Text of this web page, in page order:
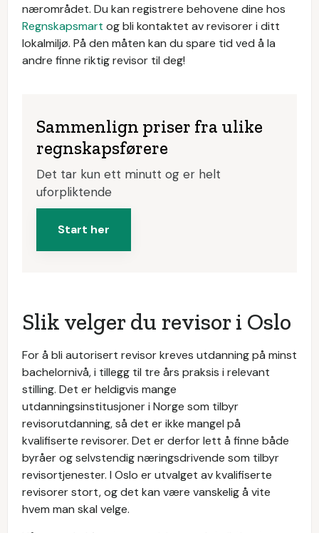
nærområdet. Du kan registrere behovene dine hos
Regnskapsmart og bli kontaktet av revisorer i ditt
lokalmiljø. På den måten kan du spare tid ved å la
andre finne riktig revisor til deg!
Sammenlign priser fra ulike
regnskapsførere
Det tar kun ett minutt og er helt
uforpliktende
Start her
Slik velger du revisor i Oslo
For å bli autorisert revisor kreves utdanning på minst
bachelornivå, i tillegg til tre års praksis i relevant
stilling. Det er heldigvis mange
utdanningsinstitusjoner i Norge som tilbyr
revisorutdanning, så det er ikke mangel på
kvalifiserte revisorer. Det er derfor lett å finne både
byråer og selvstendig næringsdrivende som tilbyr
revisortjenester. I Oslo er utvalget av kvalifiserte
revisorer stort, og det kan være vanskelig å vite
hvem man skal velge.